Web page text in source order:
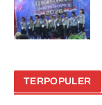
TERPOPULER